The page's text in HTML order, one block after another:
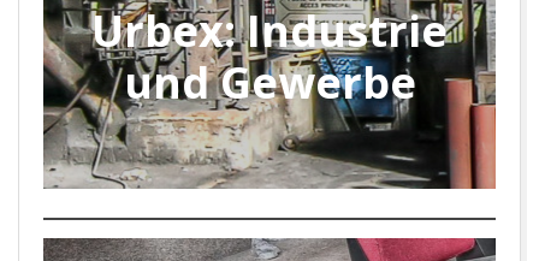
Urbex: Industrie
und Gewerbe